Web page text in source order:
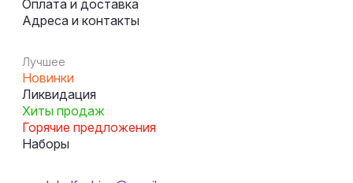
Оплата и доставка
Адреса и контакты
Лучшее
Новинки
Ликвидация
Хиты продаж
Горячие предложения
Наборы